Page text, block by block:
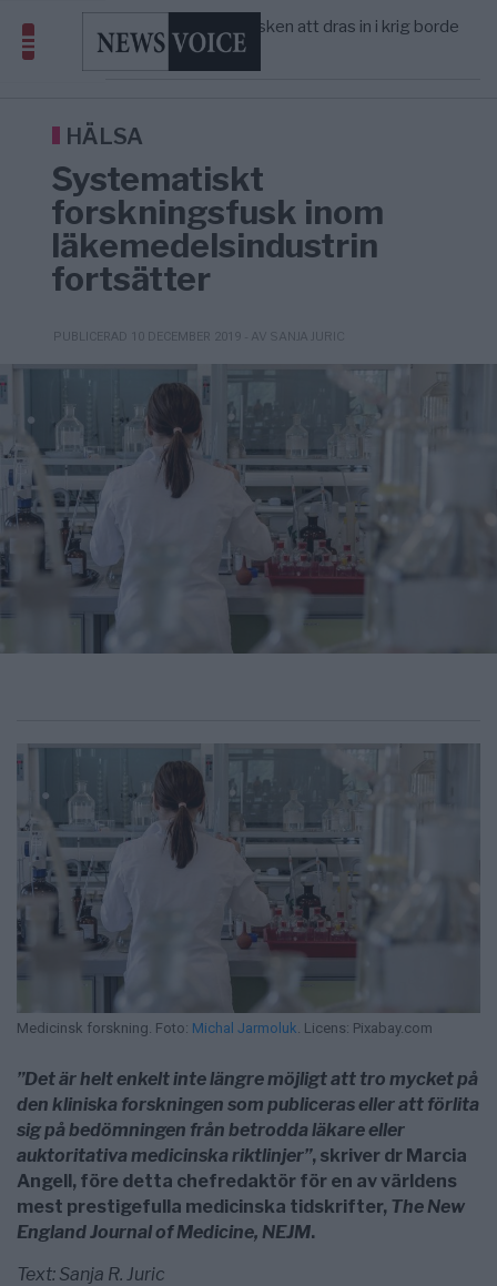
5/8
Elsa Widding: Risken att dras in i krig borde
avgöra all utrikespolitik
KRIG & FRED
Gaza håller en av de största
Europas ledare fram ett krig med Rys ...
HÄLSA
Systematiskt
forskningsfusk inom
läkemedelsindustrin
fortsätter
PUBLICERAD 10 DECEMBER 2019 - AV SANJA JURIC
Medicinsk forskning. Foto: Michal Jarmoluk . Licens: Pixabay.com
”Det är helt enkelt inte längre möjligt att tro mycket på
den kliniska forskningen som publiceras eller att förlita
sig på bedömningen från betrodda läkare eller
auktoritativa medicinska riktlinjer”, skriver dr Marcia
Angell, före detta chefredaktör för en av världens
mest prestigefulla medicinska tidskrifter, The New
England Journal of Medicine, NEJM.
Text: Sanja R. Juric